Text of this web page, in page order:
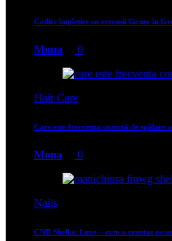
Codițe împletite cu extensii făcute în
Mona 0
Hair Care
Care este frecvența corectă de spălare
Mona 0
Nails
CND Shellac Luxe – cum a rezistat pe